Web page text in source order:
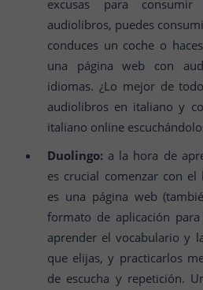
excusas para
audiolibros, puedes
conduces un coche o
una página web con
idiomas. ¿Lo mejor de
audiolibros en italiano y
italiano online
Duolingo: a la hora de
es crucial comenzar con el
es una página web
formato de aplicación
aprender el vocabulario y
que elijas, y practicarlos
de escucha y repetición.